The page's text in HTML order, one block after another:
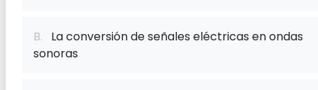
B. La conversión de señales eléctricas en ondas
sonoras